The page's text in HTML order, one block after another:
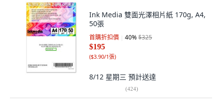
Ink Media 雙面光澤相片紙 170g, A4,
50張
首購折扣價 40%$325
$195
($3.90/1張)
8/12 星期三 預計送達
(424)